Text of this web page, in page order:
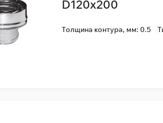
D120x200
Толщина контура, мм: 0.5